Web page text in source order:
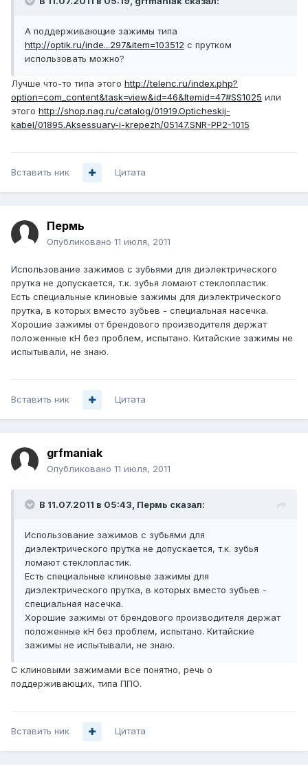
А поддерживающие зажимы типа
http://optik.ru/inde...297&item=103512 с прутком
использовать можно?
Лучше что-то типа этого http://telenc.ru/index.php?
option=com_content&task=view&id=46&Itemid=47#SS1025 или
этого http://shop.nag.ru/catalog/01919.Opticheskij-
kabel/01895.Aksessuary-i-krepezh/05147.SNR-PP2-1015
Вставить ник Цитата
Пермь
Опубликовано 11 июля, 2011
Использование зажимов с зубьями для диэлектрического
прутка не допускается, т.к. зубья ломают стеклопластик.
Есть специальные клиновые зажимы для диэлектрического
прутка, в которых вместо зубьев - специальная насечка.
Хорошие зажимы от брендового производителя держат
положенные кН без проблем, испытано. Китайские зажимы не
испытывали, не знаю.
Вставить ник Цитата
grfmaniak
Опубликовано 11 июля, 2011
В 11.07.2011 в 05:43, Пермь сказал:
Использование зажимов с зубьями для
диэлектрического прутка не допускается, т.к. зубья
ломают стеклопластик.
Есть специальные клиновые зажимы для
диэлектрического прутка, в которых вместо зубьев -
специальная насечка.
Хорошие зажимы от брендового производителя держат
положенные кН без проблем, испытано. Китайские
зажимы не испытывали, не знаю.
С клиновыми зажимами все понятно, речь о
поддерживающих, типа ППО.
Вставить ник Цитата